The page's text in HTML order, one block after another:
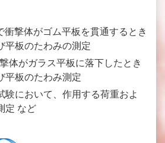
衝撃体がゴム平板を貫通するとき
平板のたわみの測定
体がガラス平板に落下したとき
平板のたわみ測定
験において、作用する荷重およ
定 など